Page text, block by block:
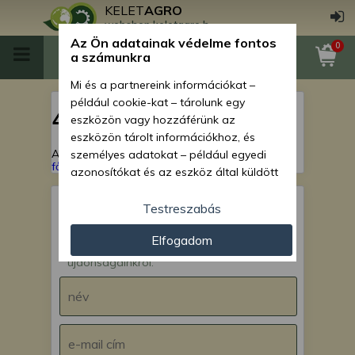
KELETAGRO
webshop.keletagro.hu
0
404
A keresett oldal nem található!Vissza a
főoldalra
IRATKOZZ FEL hírlevelünkre!
Értesülj akcióinkról,
újdonságainkról.
Az Ön adatainak védelme fontos
a számunkra
Mi és a partnereink információkat –
például cookie-kat – tárolunk egy
eszközön vagy hozzáférünk az
eszközön tárolt információkhoz, és
személyes adatokat – például egyedi
azonosítókat és az eszköz által küldött
személyre szabott hirdetések és
tartalom nyújtásához, hirdetés- és
tartalomméréshez, nézettségi adatok
gyűjtéséhez, valamint termékek
kifejlesztéséhez és a termékek
javításához. Az Ön engedélyével mi és a
módszerrel szerzett pontos geolokációs
adatokat és azonosítási információkat
Testreszabás
Elfogadom